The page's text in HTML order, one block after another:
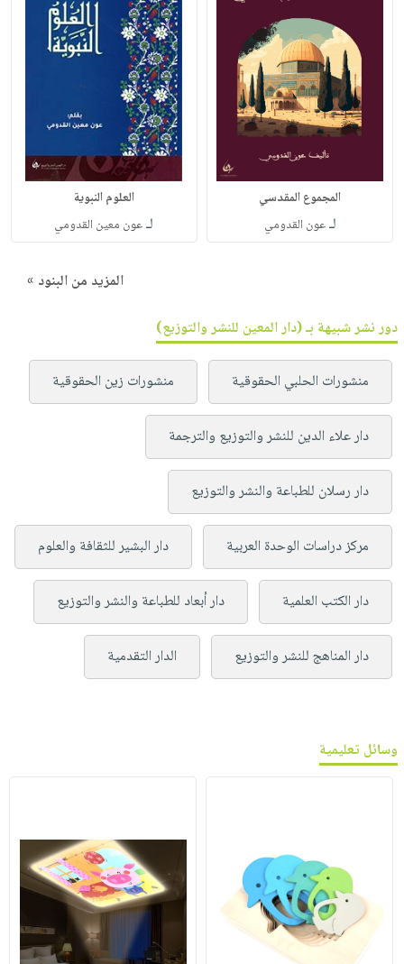
المجموع المقدسي
لـعون القدومي
العلوم النبوية
لـعون معين القدومي
المزيد من البنود »
دور نشر شبيهة بـ (دار المعين للنشر والتوزيع)
منشورات الحلبي الحقوقية منشورات زين الحقوقية
دار علاء الدين للنشر والتوزيع والترجمة
دار رسلان للطباعة والنشر والتوزيع
مركز دراسات الوحدة العربية دار البشير للثقافة والعلوم
دار الكتب العلمية دار أبعاد للطباعة والنشر والتوزيع
دار المناهج للنشر والتوزيع الدار التقدمية
وسائل تعليمية